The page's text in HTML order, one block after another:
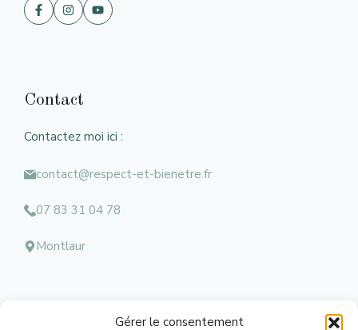
Gérer le consentement
Contact
Contactez moi ici :
contact@respect-et-bienetre.fr
07 83 31 04 78
Montlaur